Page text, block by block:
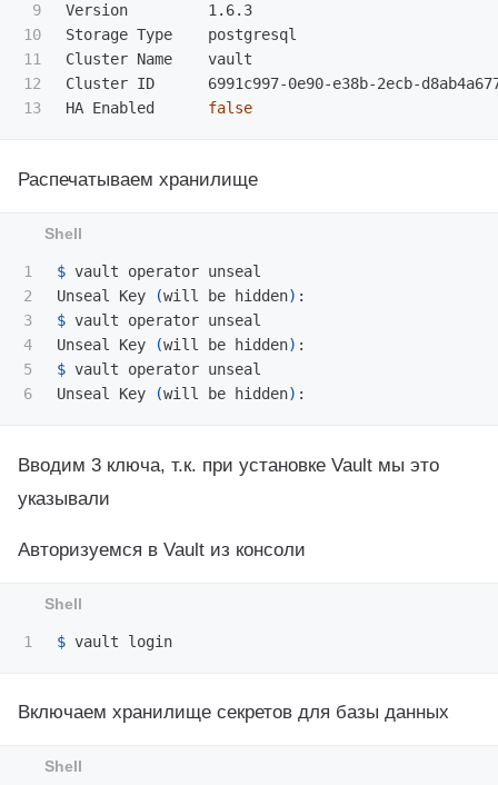
9
10
11
12
Version         1.6.3
Storage Type    postgresql
Cluster Name    vault
Cluster ID      6991c997-0e90-e38b-2ecb-
HA Enabled false
Распечатываем хранилище
1
2
3
4
5
$ vault operator unseal
Unseal Key
(will be hidden)
$ vault operator unseal
Unseal Key
(will be hidden)
$ vault operator unseal
Unseal Key
(will be hidden)
Вводим 3 ключа, т.к. при установке Vault мы это
указывали
Авторизуемся в Vault из консоли
$
Включаем хранилище секретов для базы данных